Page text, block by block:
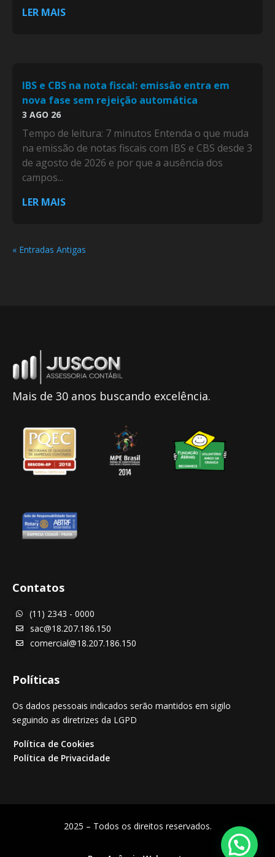
LER MAIS
IBS e CBS na nota fiscal: emissão entra em
nova fase sem rejeição automática
3 AGO 26
Tempo de leitura: 7 minutos Entenda o que muda
na emissão de notas fiscais com IBS e CBS desde 3
de agosto de 2026 e por que a ausência dos
campos...
LER MAIS
« Entradas Antigas
Mais de 30 anos buscando excelência.
Contatos
 (11) 2343 - 0000
 sac@18.207.186.150
 comercial@18.207.186.150
Políticas
Os dados pessoais indicados serão mantidos em sigilo
seguindo as diretrizes da LGPD
Política de Cookies
Política de Privacidade
2025 – Todos os direitos reservados.